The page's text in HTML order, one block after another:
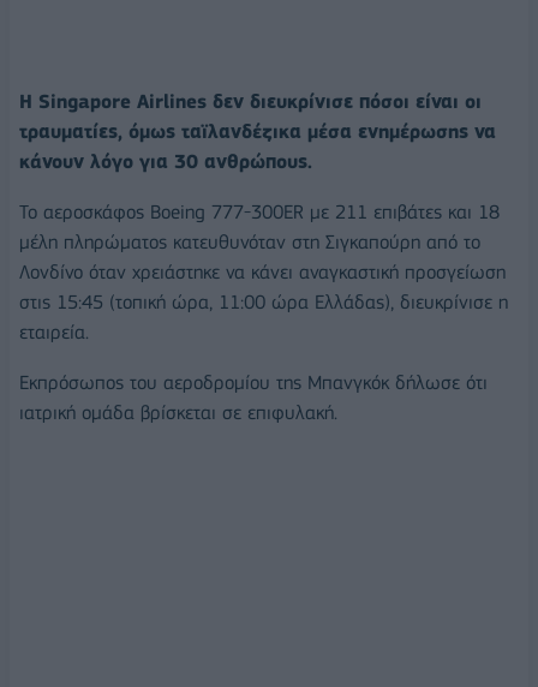
Η Singapore Airlines δεν διευκρίνισε πόσοι είναι οι
τραυματίες, όμως ταϊλανδέζικα μέσα ενημέρωσης να
κάνουν λόγο για 30 ανθρώπους.
Το αεροσκάφος Boeing 777-300ER με 211 επιβάτες και 18
μέλη πληρώματος κατευθυνόταν στη Σιγκαπούρη από το
Λονδίνο όταν χρειάστηκε να κάνει αναγκαστική προσγείωση
στις 15:45 (τοπική ώρα, 11:00 ώρα Ελλάδας), διευκρίνισε η
εταιρεία.
Εκπρόσωπος του αεροδρομίου της Μπανγκόκ δήλωσε ότι
ιατρική ομάδα βρίσκεται σε επιφυλακή.